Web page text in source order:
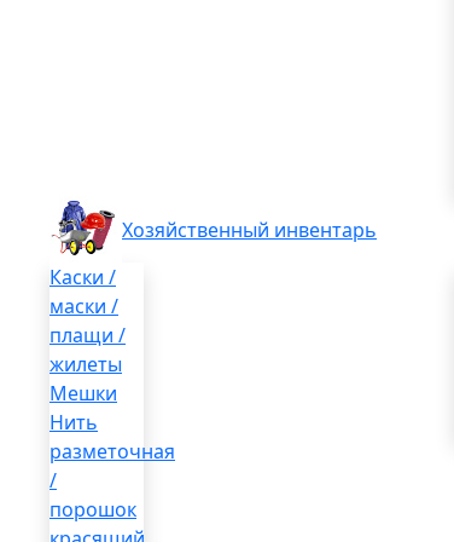
Хозяйственный инвентарь
Каски /
маски /
плащи /
жилеты
Мешки
Нить
разметочная
/
порошок